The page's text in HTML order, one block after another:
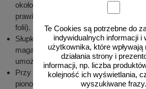
Te Cookies są potrzebne do
indywidualnych informacji i
użytkownika, które wpływają
działania strony i
informacji, np. liczba
kolejność ich wyświetlania,
wyszukiwane frazy.
około 10 cm pomiędzy licami tablic
prawidłową cyrkulację powietrza i
folii).
Słupki, uchwyty i inne elementy
magazynach składować w ażurowych
umożliwiających ściekanie wody.
Przy rozładunku i przechowywaniu
pionowego należy zachować